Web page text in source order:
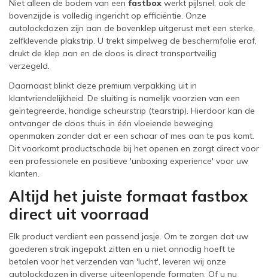
Niet alleen de bodem van een fastbox werkt pijlsnel; ook de
bovenzijde is volledig ingericht op efficiëntie. Onze
autolockdozen zijn aan de bovenklep uitgerust met een sterke,
zelfklevende plakstrip. U trekt simpelweg de beschermfolie eraf,
drukt de klep aan en de doos is direct transportveilig
verzegeld.
Daarnaast blinkt deze premium verpakking uit in
klantvriendelijkheid. De sluiting is namelijk voorzien van een
geïntegreerde, handige scheurstrip (tearstrip). Hierdoor kan de
ontvanger de doos thuis in één vloeiende beweging
openmaken zonder dat er een schaar of mes aan te pas komt.
Dit voorkomt productschade bij het openen en zorgt direct voor
een professionele en positieve 'unboxing experience' voor uw
klanten.
Altijd het juiste formaat fastbox
direct uit voorraad
Elk product verdient een passend jasje. Om te zorgen dat uw
goederen strak ingepakt zitten en u niet onnodig hoeft te
betalen voor het verzenden van 'lucht', leveren wij onze
autolockdozen in diverse uiteenlopende formaten. Of u nu